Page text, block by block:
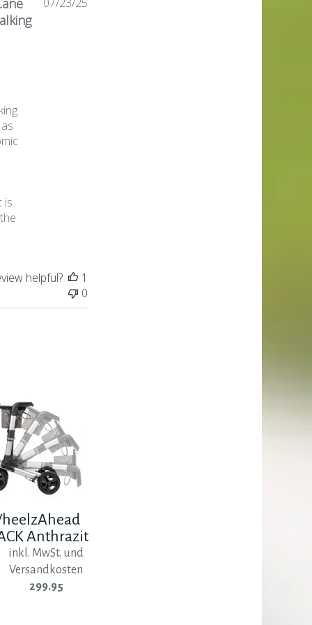
is
helpful?
1
0
Anthrazit
inkl. MwSt. und
Versandkosten
299.95